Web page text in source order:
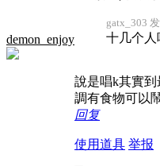
demon_enjoy
gatx_303
十几个人
說是唱k其實到
調有食物可以
回复
使用道具 举报